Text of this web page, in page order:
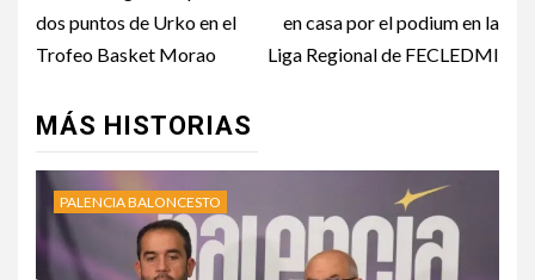
dos puntos de Urko en el
Trofeo Basket Morao
en casa por el podium en la
Liga Regional de FECLEDMI
MÁS HISTORIAS
PALENCIA BALONCESTO